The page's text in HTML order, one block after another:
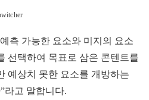
측 가능한 요소와 미지의 요소
선택하여 목표로 삼은 콘텐트를
예상치 못한 요소를 개방하는
라고 말합니다.